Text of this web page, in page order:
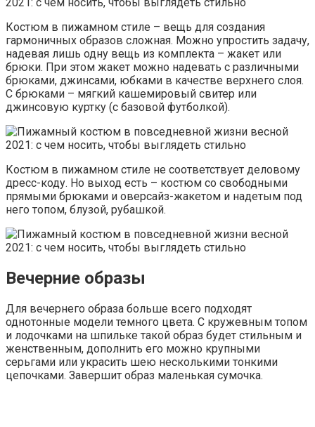
Костюм в пижамном стиле – вещь для создания
гармоничных образов сложная. Можно упростить задачу,
надевая лишь одну вещь из комплекта – жакет или
брюки. При этом жакет можно надевать с различными
брюками, джинсами, юбками в качестве верхнего слоя.
С брюками – мягкий кашемировый свитер или
джинсовую куртку (с базовой футболкой).
Костюм в пижамном стиле не соответствует деловому
дресс-коду. Но выход есть – костюм со свободными
прямыми брюками и оверсайз-жакетом и надетым под
него топом, блузой, рубашкой.
Вечерние образы
Для вечернего образа больше всего подходят
однотонные модели темного цвета. С кружевным топом
и лодочками на шпильке такой образ будет стильным и
женственным, дополнить его можно крупными
серьгами или украсить шею несколькими тонкими
цепочками. Завершит образ маленькая сумочка.